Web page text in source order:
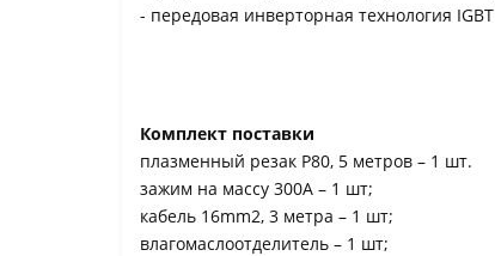
- передовая инверторная технология IGBT
Комплект поставки
плазменный резак P80, 5 метров – 1 шт.
зажим на массу 300А – 1 шт;
кабель 16mm2, 3 метра – 1 шт;
влагомаслоотделитель – 1 шт;